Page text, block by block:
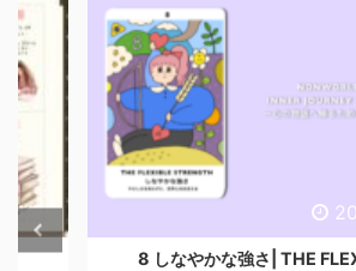
4/29
8 しなやかな強さ| THE